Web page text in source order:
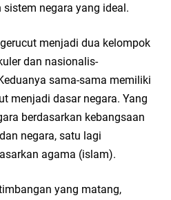
negara yang ideal.
menjadi dua kelompok
dan nasionalis-
sama-sama memiliki
menjadi dasar negara. Yang
berdasarkan kebangsaan
negara, satu lagi
agama (islam).
yang matang,